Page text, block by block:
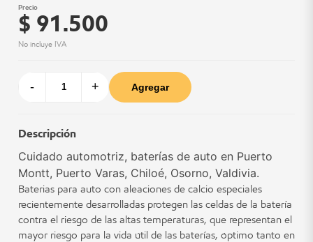
Precio
$ 91.500
No incluye IVA
- + Agregar
Descripción
Cuidado automotriz, baterías de auto en Puerto
Montt, Puerto Varas, Chiloé, Osorno, Valdivia.
Baterias para auto con aleaciones de calcio especiales
recientemente desarrolladas protegen las celdas de la batería
contra el riesgo de las altas temperaturas, que representan el
mayor riesgo para la vida útil de las baterías, óptimo tanto en